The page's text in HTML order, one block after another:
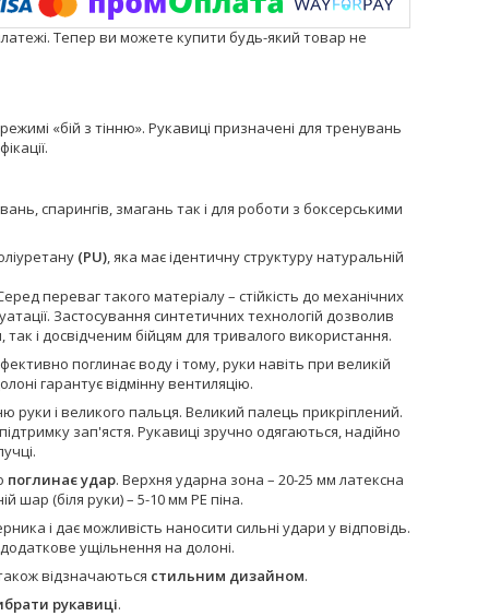
Тепер ви можете купити будь-який товар не
«бій з тінню». Рукавиці призначені для тренувань
спарингів, змагань так і для роботи з боксерськими
(PU), яка має ідентичну структуру натуральній
переваг такого матеріалу – стійкість до механічних
Застосування синтетичних технологій дозволив
і досвідченим бійцям для тривалого використання.
поглинає воду і тому, руки навіть при великій
гарантує відмінну вентиляцію.
руки і великого пальця. Великий палець прикріплений.
зап'ястя. Рукавиці зручно одягаються, надійно
поглинає удар. Верхня ударна зона – 20-25 мм латексна
шар (біля руки) – 5-10 мм PE піна.
і дає можливість наносити сильні удари у відповідь.
ущільнення на долоні.
відзначаються стильним дизайном.
рукавиці.